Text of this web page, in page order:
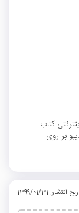
اینترنتی کتاب
بر روی
انتشار: 1399/01/31